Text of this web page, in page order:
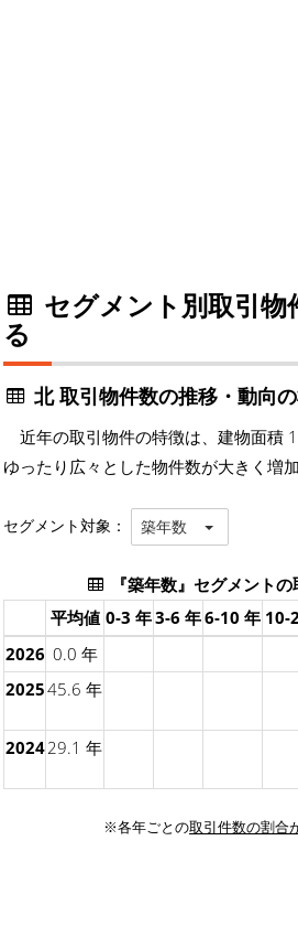
セグメント別取引物
る
北 取引物件数の推移・動向
近年の取引物件の特徴は、建物面積
ゆったり広々とした物件数が大きく増加
セグメント対象： 築年数
『築年数』セグメント
平均値 0-3 年3-6 年6-10 年 10-
2026 0.0 年
202545.6 年
202429.1 年
※各年ごとの取引件数の割合